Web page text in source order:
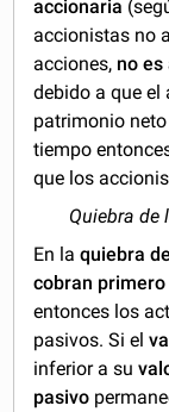
accionaria
accionistas no
acciones, no es
debido a que el
patrimonio
tiempo
que los
Quiebra de
En laquiebra
cobran primero
entonces los
pasivos. Si el
inferior a su
pasivo